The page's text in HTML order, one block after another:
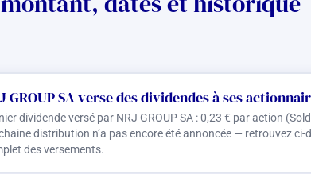
GROUP SA verse des dividendes à ses
dividende versé par NRJ GROUP SA :0,23 € par action
distribution n’a pas encore été annoncée — retrouvez
des versements.